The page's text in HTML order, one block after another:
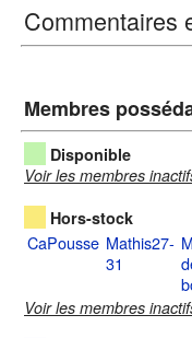
Commentaires
Membres
Disponible
Voir les membres
Hors-stock
CaPousse Mathis27-
31
Voir les membres